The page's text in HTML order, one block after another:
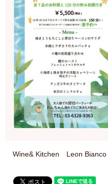
Wine& Kitchen Leon Bianco